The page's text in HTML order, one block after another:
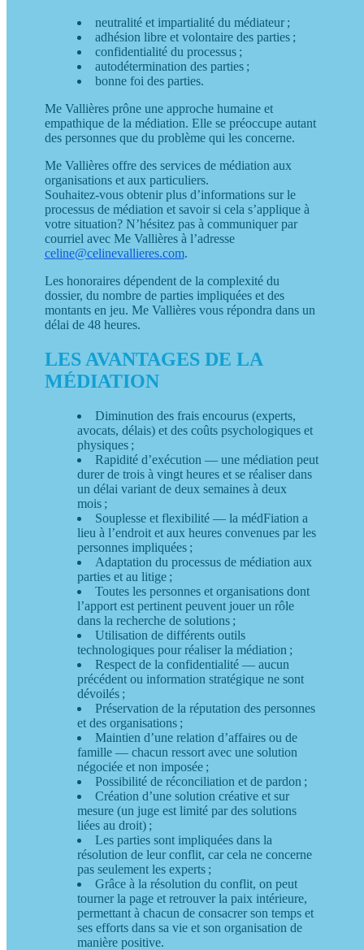
neutralité et impartialité du médiateur ;
adhésion libre et volontaire des parties ;
confidentialité du processus ;
autodétermination des parties ;
bonne foi des parties.
Me Vallières prône une approche humaine et
empathique de la médiation. Elle se préoccupe autant
des personnes que du problème qui les concerne.
Me Vallières offre des services de médiation aux
organisations et aux particuliers.
Souhaitez-vous obtenir plus d’informations sur le
processus de médiation et savoir si cela s’applique à
votre situation? N’hésitez pas à communiquer par
courriel avec Me Vallières à l’adresse
celine@celinevallieres.com.
Les honoraires dépendent de la complexité du
dossier, du nombre de parties impliquées et des
montants en jeu. Me Vallières vous répondra dans un
délai de 48 heures.
LES AVANTAGES DE LA
MÉDIATION
Diminution des frais encourus (experts,
avocats, délais) et des coûts psychologiques et
physiques ;
Rapidité d’exécution — une médiation peut
durer de trois à vingt heures et se réaliser dans
un délai variant de deux semaines à deux
mois ;
Souplesse et flexibilité — la médFiation a
lieu à l’endroit et aux heures convenues par les
personnes impliquées ;
Adaptation du processus de médiation aux
parties et au litige ;
Toutes les personnes et organisations dont
l’apport est pertinent peuvent jouer un rôle
dans la recherche de solutions ;
Utilisation de différents outils
technologiques pour réaliser la médiation ;
Respect de la confidentialité — aucun
précédent ou information stratégique ne sont
dévoilés ;
Préservation de la réputation des personnes
et des organisations ;
Maintien d’une relation d’affaires ou de
famille — chacun ressort avec une solution
négociée et non imposée ;
Possibilité de réconciliation et de pardon ;
Création d’une solution créative et sur
mesure (un juge est limité par des solutions
liées au droit) ;
Les parties sont impliquées dans la
résolution de leur conflit, car cela ne concerne
pas seulement les experts ;
Grâce à la résolution du conflit, on peut
tourner la page et retrouver la paix intérieure,
permettant à chacun de consacrer son temps et
ses efforts dans sa vie et son organisation de
manière positive.